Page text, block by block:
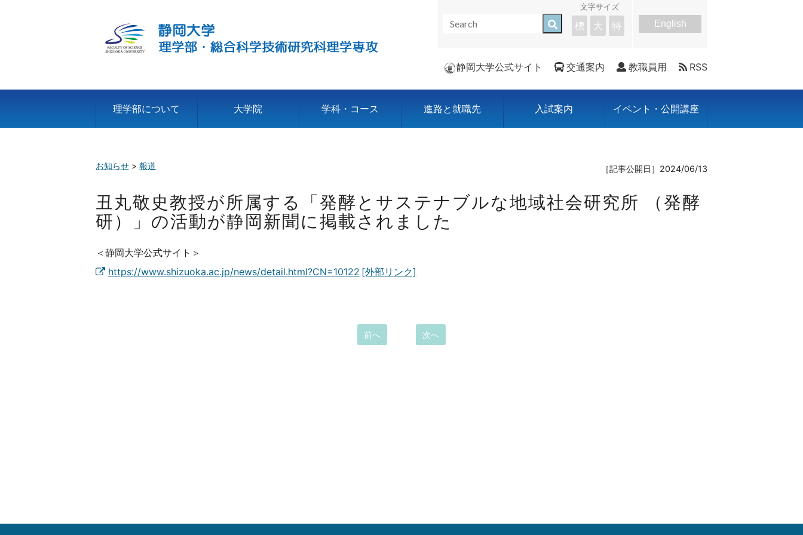
文字サイズ
標 大 特 English
静岡大学公式サイト 交通案内 教職員用 RSS
理学部について 大学院 学科・コース 進路と就職先 入試案内 イベント・公開講座
お知らせ > 報道 ［記事公開日］2024/06/13
丑丸敬史教授が所属する「発酵とサステナブルな地域社会研究所 （発酵
研）」の活動が静岡新聞に掲載されました
＜静岡大学公式サイト＞
https://www.shizuoka.ac.jp/news/detail.html?CN=10122
前へ 次へ